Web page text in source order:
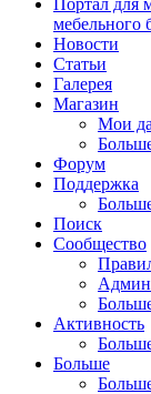
Портал для
мебельного
Новости
Статьи
Галерея
Магазин
Мои
Форум
Поддержка
Поиск
Сообщество
Активность
Больше